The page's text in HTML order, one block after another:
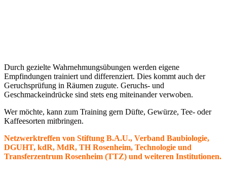
Durch gezielte Wahrnehmungsübungen werden eigene
Empfindungen trainiert und differenziert. Dies kommt auch der
Geruchsprüfung in Räumen zugute. Geruchs- und
Geschmackeindrücke sind stets eng miteinander verwoben.
Wer möchte, kann zum Training gern Düfte, Gewürze, Tee- oder
Kaffeesorten mitbringen.
Netzwerktreffen von Stiftung B.A.U., Verband Baubiologie,
DGUHT, kdR, MdR, TH Rosenheim, Technologie und
Transferzentrum Rosenheim (TTZ) und weiteren Institutionen.